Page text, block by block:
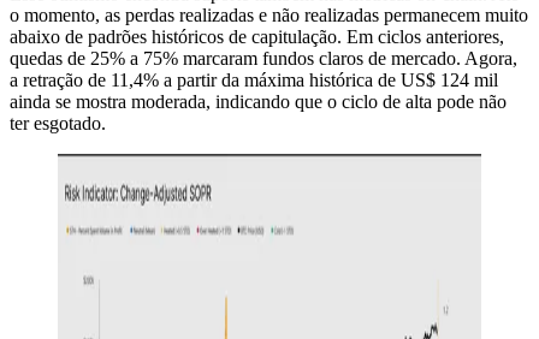
o momento, as perdas realizadas e não realizadas permanecem muito
abaixo de padrões históricos de capitulação. Em ciclos anteriores,
quedas de 25% a 75% marcaram fundos claros de mercado. Agora,
a retração de 11,4% a partir da máxima histórica de US$ 124 mil
ainda se mostra moderada, indicando que o ciclo de alta pode não
ter esgotado.